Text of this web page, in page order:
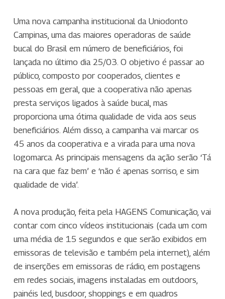
Uma nova campanha institucional da Uniodonto
Campinas, uma das maiores operadoras de saúde
bucal do Brasil em número de beneficiários, foi
lançada no último dia 25/03. O objetivo é passar ao
público, composto por cooperados, clientes e
pessoas em geral, que a cooperativa não apenas
presta serviços ligados à saúde bucal, mas
proporciona uma ótima qualidade de vida aos seus
beneficiários. Além disso, a campanha vai marcar os
45 anos da cooperativa e a virada para uma nova
logomarca. As principais mensagens da ação serão ‘Tá
na cara que faz bem’ e ‘não é apenas sorriso, e sim
qualidade de vida’.
A nova produção, feita pela HAGENS Comunicação, vai
contar com cinco vídeos institucionais (cada um com
uma média de 15 segundos e que serão exibidos em
emissoras de televisão e também pela internet), além
de inserções em emissoras de rádio, em postagens
em redes sociais, imagens instaladas em outdoors,
painéis led, busdoor, shoppings e em quadros